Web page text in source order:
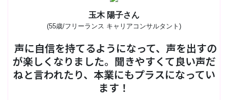
玉木 陽子さん
(55歳/フリーランス キャリアコンサルタント)
声に自信を持てるようになって、声を出すの
が楽しくなりました。聞きやすくて良い声だ
ねと言われたり、本業にもプラスになってい
ます！